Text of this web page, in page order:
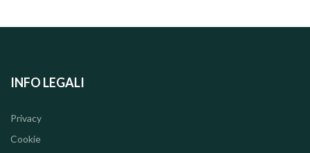
INFO LEGALI
Privacy
Cookie